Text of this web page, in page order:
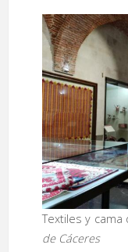
Textiles y cama
de Cáceres